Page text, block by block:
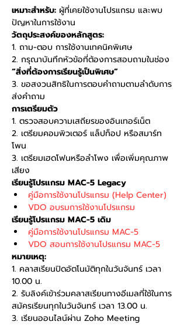
เหมาะสำหรับ: ผู้ที่เคยใช้งานโปรแกรม และพบ
ปัญหาในการใช้งาน
วัตถุประสงค์ของหลักสูตร:
1. ถาม-ตอบ การใช้งานเทคนิคพิเศษ
2. กรุณาบันทึกหัวข้อที่ต้องการสอบถามในช่อง
“สิ่งที่ต้องการเรียนรู้เป็นพิเศษ”
3. ขอสงวนสิทธิในการตอบคำถามตามลำดับการ
ส่งคำถาม
การเตรียมตัว
1. ตรวจสอบความเสถียรของอินเทอร์เน็ต
2. เตรียมคอมพิวเตอร์ แล็ปท็อป หรือสมาร์ท
โพน
3. เตรียมเฮดโฟนหรือลำโพง เพื่อเพิ่มคุณภาพ
เสียง
เรียนรู้โปรแกรม MAC-5 Legacy
คู่มือการใช้งานโปรแกรม (Help Center)
VDO อบรมการใช้งานโปรแกรม
เรียนรู้โปรแกรม MAC-5 เดิม
คู่มือการใช้งานโปรแกรม MAC-5
VDO สอนการใช้งานโปรแกรม MAC-5
หมายเหตุ:
1. คลาสเรียนปิดอัตโนมัติทุกในวันจันทร์ เวลา
10.00 น.
2. รับลิงค์เข้าร่วมคลาสเรียนทางอีเมลที่ใช้ในการ
สมัครเรียนทุกในวันจันทร์ เวลา 13.00 น.
3. เรียนออนไลน์ผ่าน Zoho Meeting